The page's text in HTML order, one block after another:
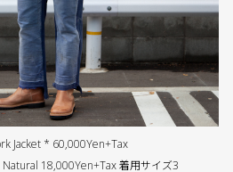
Jacket * 60,000Yen+Tax
18,000Yen+Tax 着用サイズ3